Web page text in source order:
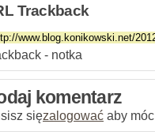
Trackback
- notka
komentarz
sięzalogować aby